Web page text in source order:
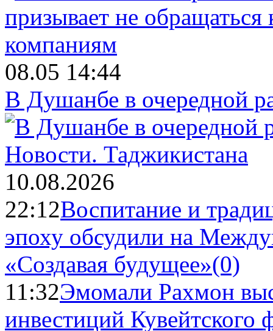
08.05 14:44
В Душанбе в очередной
Новости. Таджикистана
10.08.2026
22:12Воспитание и
эпоху обсудили на
«Создавая будущее»(0)
11:32Эмомали Рахмон
инвестиций Кувейтского